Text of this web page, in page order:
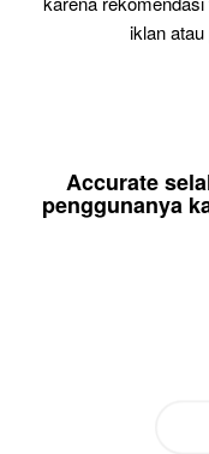
iklan
Accurate
penggunanya